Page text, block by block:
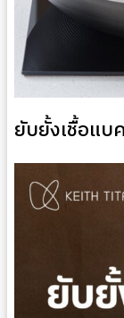
ยับยั้งเชื้อแ